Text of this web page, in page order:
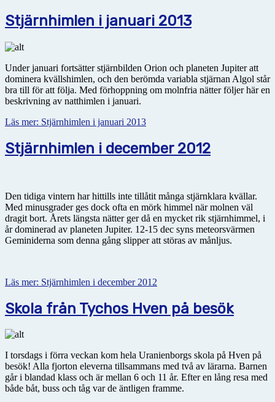
Stjärnhimlen i januari 2013
Under januari fortsätter stjärnbilden Orion och planeten Jupiter att
dominera kvällshimlen, och den berömda variabla stjärnan Algol står
bra till för att följa. Med förhoppning om molnfria nätter följer här en
beskrivning av natthimlen i januari.
Läs mer: Stjärnhimlen i januari 2013
Stjärnhimlen i december 2012
Den tidiga vintern har hittills inte tillåtit många stjärnklara kvällar.
Med minusgrader ges dock ofta en mörk himmel när molnen väl
dragit bort. Årets längsta nätter ger då en mycket rik stjärnhimmel, i
år dominerad av planeten Jupiter. 12-15 dec syns meteorsvärmen
Geminiderna som denna gång slipper att störas av månljus.
Läs mer: Stjärnhimlen i december 2012
Skola från Tychos Hven på besök
I torsdags i förra veckan kom hela Uranienborgs skola på Hven på
besök! Alla fjorton eleverna tillsammans med två av lärarna. Barnen
går i blandad klass och är mellan 6 och 11 år. Efter en lång resa med
både båt, buss och tåg var de äntligen framme.